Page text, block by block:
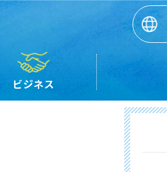
ビジネス